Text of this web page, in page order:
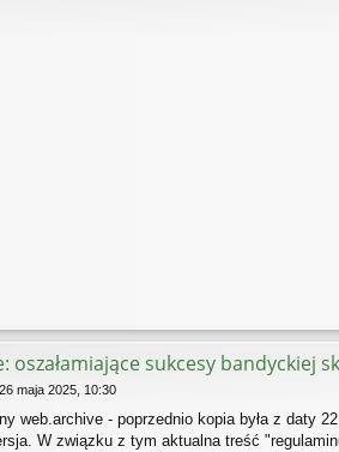
oszałamiające sukcesy bandyckiej
26 maja 2025, 10:30
web.archive - poprzednio kopia była z daty
W związku z tym aktualna treść